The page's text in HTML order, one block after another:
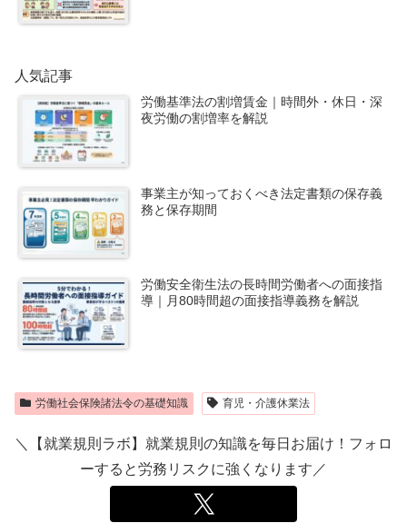
人気記事
労働基準法の割増賃金｜時間外・休日・深
夜労働の割増率を解説
事業主が知っておくべき法定書類の保存義
務と保存期間
労働安全衛生法の長時間労働者への面接指
導｜月80時間超の面接指導義務を解説
労働社会保険諸法令の基礎知識 育児・介護休業法
＼【就業規則ラボ】就業規則の知識を毎日お届け！フォロ
ーすると労務リスクに強くなります／